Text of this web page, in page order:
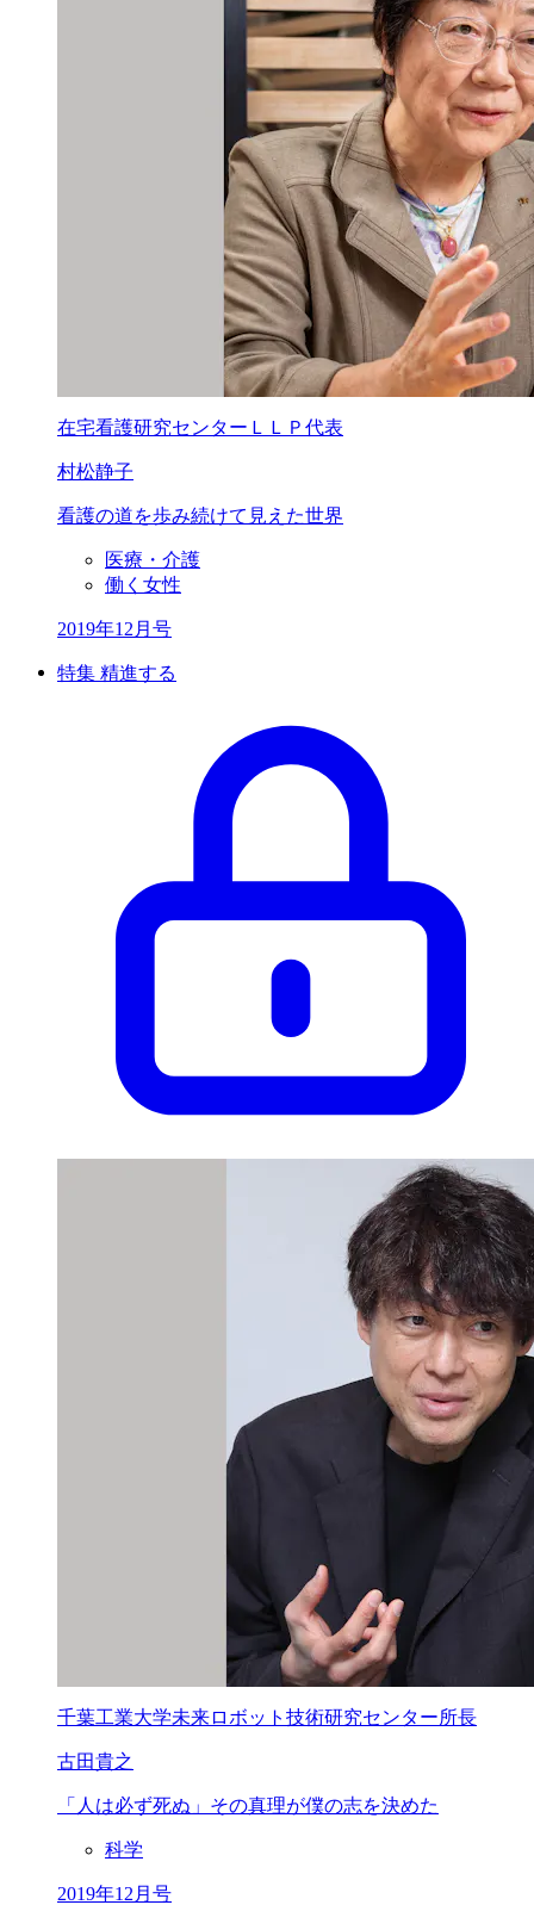
在宅看護研究センターＬＬＰ代表
村松静子
看護の道を歩み続けて 見えた世界
医療・介護
働く女性
2019年12月号
特集 精進する
千葉工業大学未来ロボット技術研究センター所長
古田貴之
「人は必ず死ぬ」 その真理が僕の志を決めた
科学
2019年12月号